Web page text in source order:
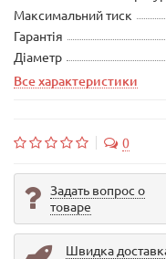
Максимальний тиск
Гарантія
Діаметр
Все характеристики
0
Задать вопрос о
товаре
Швидка